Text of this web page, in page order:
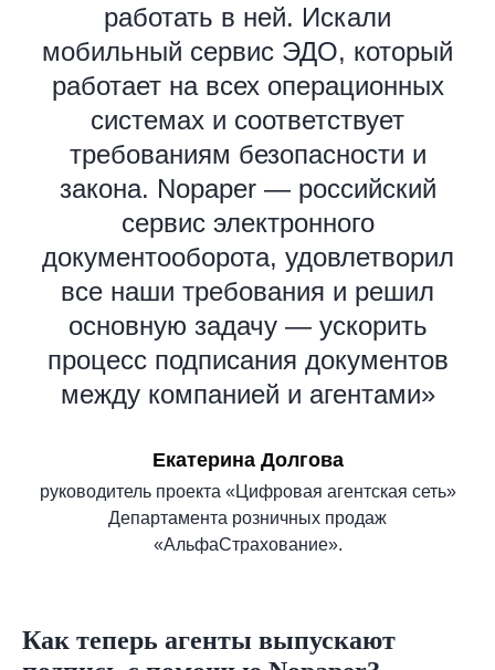
работать в ней. Искали
мобильный сервис ЭДО, который
работает на всех операционных
системах и соответствует
требованиям безопасности и
закона. Nopaper — российский
сервис электронного
документооборота, удовлетворил
все наши требования и решил
основную задачу — ускорить
процесс подписания документов
между компанией и агентами»
Екатерина Долгова
руководитель проекта «Цифровая агентская сеть»
Департамента розничных продаж
«АльфаСтрахование».
Как теперь агенты выпускают